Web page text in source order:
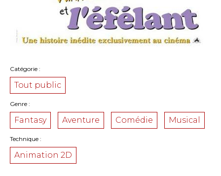
Catégorie
Tout public
Genre
Fantasy Aventure Comédie Musical
Technique
Animation 2D